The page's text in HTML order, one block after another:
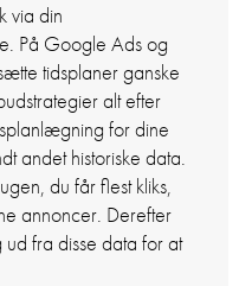
via din
På Google Ads og
tidsplaner ganske
alt efter
for dine
andet historiske data.
du får flest kliks,
annoncer. Derefter
fra disse data for at